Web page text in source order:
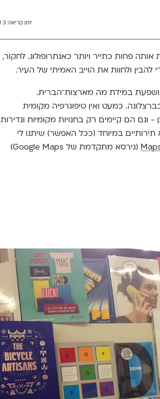
זמן קריאה:3 דקות
אותה פחות כתייר ויותר כאנתרופולוג. לחקור,
ולחוות את הוייב האמיתי של העיר.
במידת מה מארצות־הברית.
כמעט ואין טיפוגרפיה מקומית
הם קיימים רק בחנויות מקומיות ונדירות
במיוחד (ככל האפשר) שיתנו לי
(גירסא מתקדמת של Google Maps)